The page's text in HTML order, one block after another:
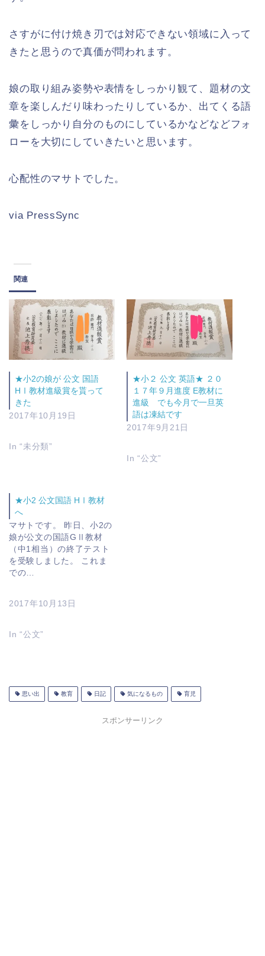
さすがに付け焼き刃では対応できない領域に入って
きたと思うので真価が問われます。
娘の取り組み姿勢や表情をしっかり観て、題材の文
章を楽しんだり味わったりしているか、出てくる語
彙をしっかり自分のものにしているかなどなどフォ
ローを大切にしていきたいと思います。
心配性のマサトでした。
via PressSync
関連
★小2の娘が 公文 国語
HⅠ教材進級賞を貰って
きた
2017年10月19日
In “未分類”
★小２ 公文 英語★ ２０
１７年９月進度 E教材に
進級 でも今月で一旦英
語は凍結です
2017年9月21日
In “公文”
★小2 公文国語 HⅠ教材
へ
マサトです。 昨日、小2の
娘が公文の国語GⅡ教材
（中1相当）の終了テスト
を受験しました。 これま
での…
2017年10月13日
In “公文”
思い出 教育 日記 気になるもの 育児
スポンサーリンク